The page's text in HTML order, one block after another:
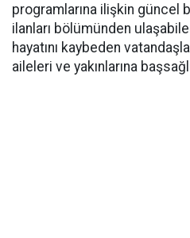
programlarına ilişkin güncel
ilanları bölümünden
hayatını kaybeden
aileleri ve yakınlarına